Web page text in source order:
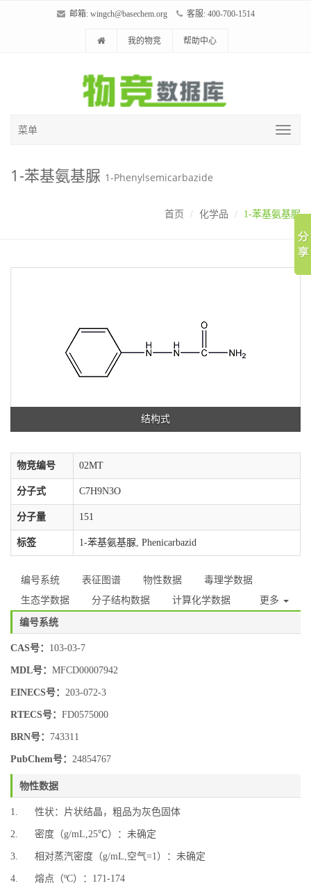
邮箱: wingch@basechem.org 客服: 400-700-1514
我的物竞 帮助中心
菜单
1-苯基氨基脲 1-Phenylsemicarbazide
首页 化学品 1-苯基氨基脲
结构式
物竞编号 02MT
分子式 C7H9N3O
分子量 151
标签 1-苯基氨基脲, Phenicarbazid
编号系统 表征图谱 物性数据
毒理学数据
生态学数据
分子结构数据 计算化学数据 更多
编号系统
CAS号： 103-03-7
MDL号： MFCD00007942
EINECS号： 203-072-3
RTECS号： FD0575000
BRN号： 743311
PubChem号： 24854767
物性数据
1. 性状：片状结晶，粗品为灰色固体
2. 密度（g/mL,25℃）：未确定
3. 相对蒸汽密度（g/mL,空气=1）：未确定
4. 熔点（ºC）：171-174